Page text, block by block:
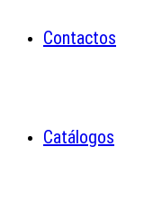
Contactos
Catálogos